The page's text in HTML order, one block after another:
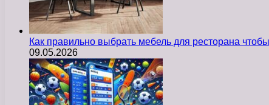
Как правильно выбрать мебель для ресторана
09.05.2026